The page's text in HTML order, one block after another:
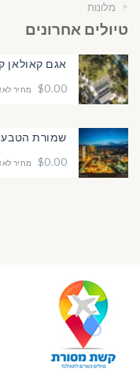
מלונות
טיולים אחרונים
אגם קאולאן
$0.00
מחיר
שמורת הטבע
$0.00
מחיר